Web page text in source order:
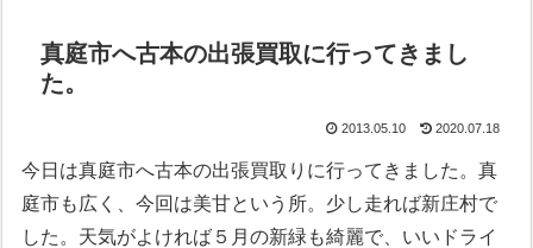
真庭市へ古本の出張買取に行ってきまし
た。
2013.05.10 2020.07.18
今日は真庭市へ古本の出張買取りに行ってきました。真
庭市も広く、今回は美甘という所。少し走れば新庄村で
した。天気がよければ５月の新緑も綺麗で、いいドライ